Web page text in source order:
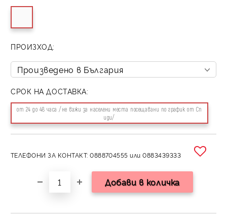
ПРОИЗХОД:
СРОК НА ДОСТАВКА:
от 24 до 48 часа /не важи за населени места посещавани по график от Сп
иди/
ТЕЛЕФОНИ ЗА КОНТАКТ: 0888704555 или 0883439333